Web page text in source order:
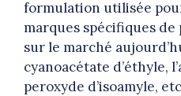
formulation utilisée
marques spécifiques
sur le marché
cyanoacétate d’éthyle,
peroxyde d’isoamyle,